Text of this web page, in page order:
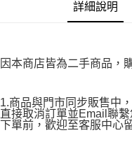
易，需依本服務之必要範圍內
權轉讓予恩沛科技股份有限公
３．未成年的使用者請事先徵
４．使用「AFTEE先享後付
時審查核予不同之上限額度；
請求用戶進行身份認證。
詳細說明
因本商店皆為二手商品，
1.商品與門市同步販售中
直接取消訂單並Email聯
下單前，歡迎至客服中心